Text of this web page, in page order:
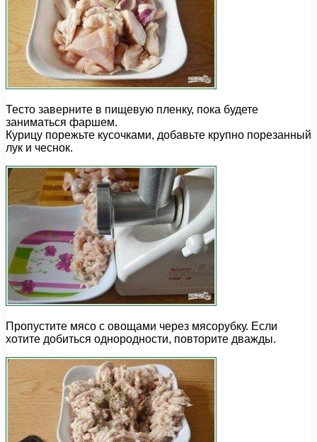
Тесто заверните в пищевую пленку, пока будете
заниматься фаршем.
Курицу порежьте кусочками, добавьте крупно порезанный
лук и чеснок.
Пропустите мясо с овощами через мясорубку. Если
хотите добиться однородности, повторите дважды.